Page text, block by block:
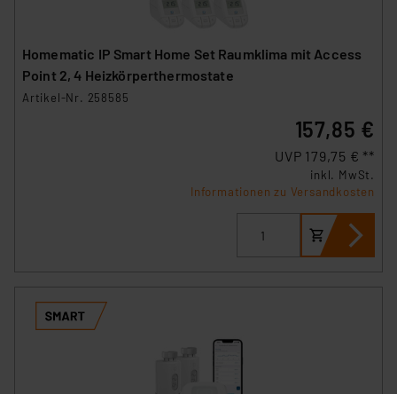
Homematic IP Smart Home Set Raumklima mit Access
Point 2, 4 Heizkörperthermostate
Artikel-Nr. 258585
157,85 €
UVP 179,75 € **
inkl. MwSt.
Informationen zu Versandkosten